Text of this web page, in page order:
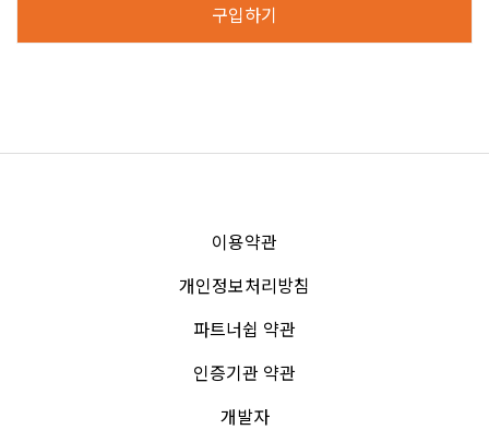
구입하기
이용약관
개인정보처리방침
파트너쉽 약관
인증기관 약관
개발자